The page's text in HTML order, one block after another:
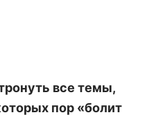
все темы,
пор «болит